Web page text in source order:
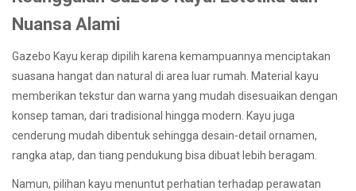
Nuansa Alami
Gazebo Kayu kerap dipilih karena kemampuannya menciptakan
suasana hangat dan natural di area luar rumah. Material kayu
memberikan tekstur dan warna yang mudah disesuaikan dengan
konsep taman, dari tradisional hingga modern. Kayu juga
cenderung mudah dibentuk sehingga desain-detail ornamen,
rangka atap, dan tiang pendukung bisa dibuat lebih beragam.
Namun, pilihan kayu menuntut perhatian terhadap perawatan